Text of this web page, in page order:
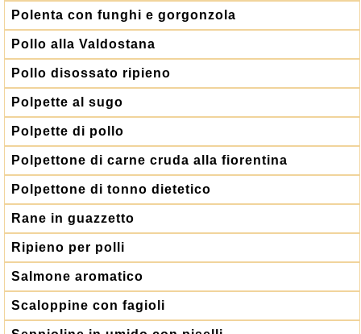
Polenta con funghi e gorgonzola
Pollo alla Valdostana
Pollo disossato ripieno
Polpette al sugo
Polpette di pollo
Polpettone di carne cruda alla fiorentina
Polpettone di tonno dietetico
Rane in guazzetto
Ripieno per polli
Salmone aromatico
Scaloppine con fagioli